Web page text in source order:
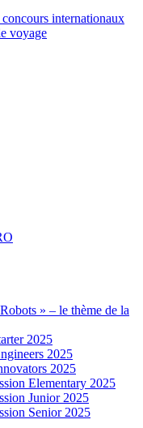
internationaux
voyage
» – le thème de la
2025
2025
2025
Elementary 2025
Junior 2025
Senior 2025